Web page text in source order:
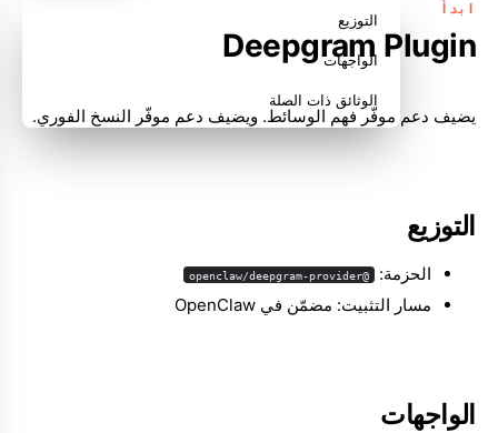
ابدأ
Plugin ‏Deepgram
يضيف دعم موفّر فهم الوسائط. ويضيف دعم موفّر النسخ الفوري.
التوزيع
الحزمة: @openclaw/deepgram-provider
مسار التثبيت: مضمّن في OpenClaw
الواجهات
التوزيع
الواجهات
الوثائق ذات الصلة
Molty